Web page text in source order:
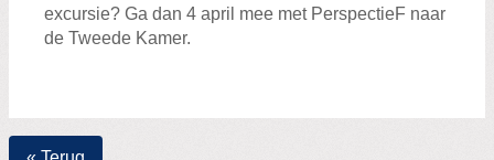
excursie? Ga dan 4 april mee met PerspectieF naar
de Tweede Kamer.